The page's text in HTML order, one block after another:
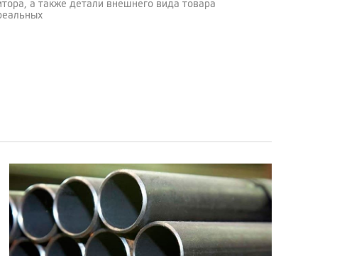
а также детали внешнего вида товара